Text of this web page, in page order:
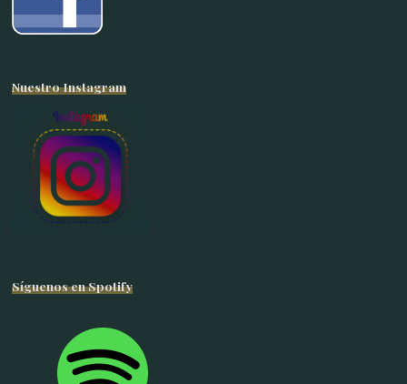
Nuestro Instagram
Síguenos en Spotify